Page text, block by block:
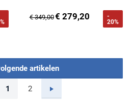
€ 349,00€ 279,20
-
20%
artikelen
Current Page
1
Page
2 Volgende